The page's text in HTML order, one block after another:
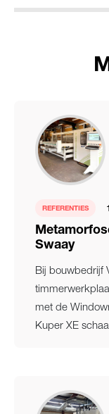
REFERENTIES
Swaay
Bij bouwbedrijf
met de
Kuper XE